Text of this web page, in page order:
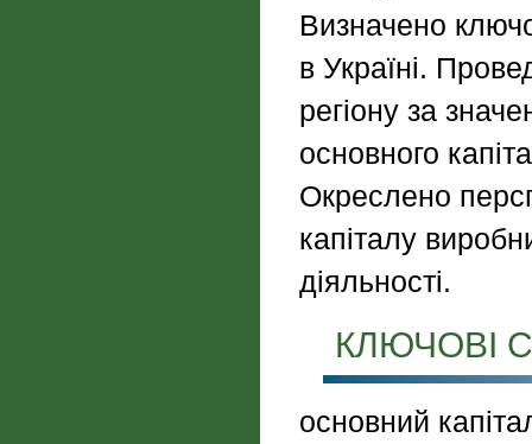
Визначено
в Україні.
регіону за
основного
Окреслено
капіталу
діяльності.
КЛЮЧОВІ
основний